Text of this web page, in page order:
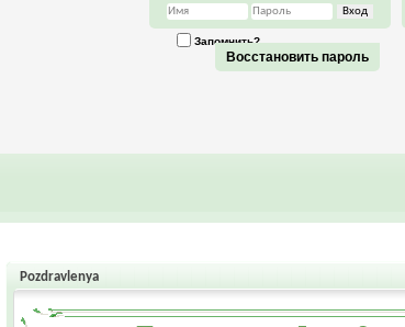
Запомнить?
Восстановить пароль
Pozdravlenya